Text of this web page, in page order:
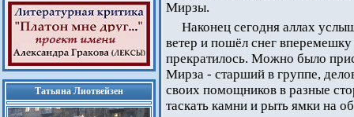
Татьяна Лиотвейзен
Мирзы.
Наконец сегодня аллах
ветер и пошёл снег
прекратилось. Можно было
Мирза - старший в группе,
своих помощников в разные
таскать камни и рыть ямки на